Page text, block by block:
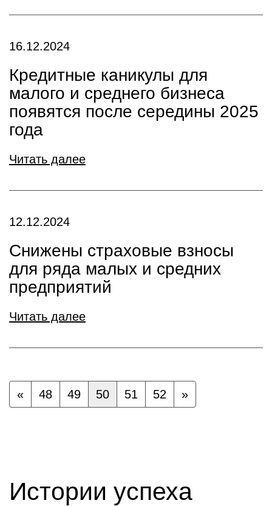
16.12.2024
Кредитные каникулы для
малого и среднего бизнеса
появятся после середины 2025
года
Читать далее
12.12.2024
Снижены страховые взносы
для ряда малых и средних
предприятий
Читать далее
« 48 49 50 51 52 »
Истории успеха